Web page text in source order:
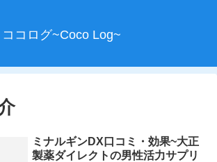
ココログ~Coco Log~
ミナルギンDX口コミ・効果~大正
製薬ダイレクトの男性活力サプリ